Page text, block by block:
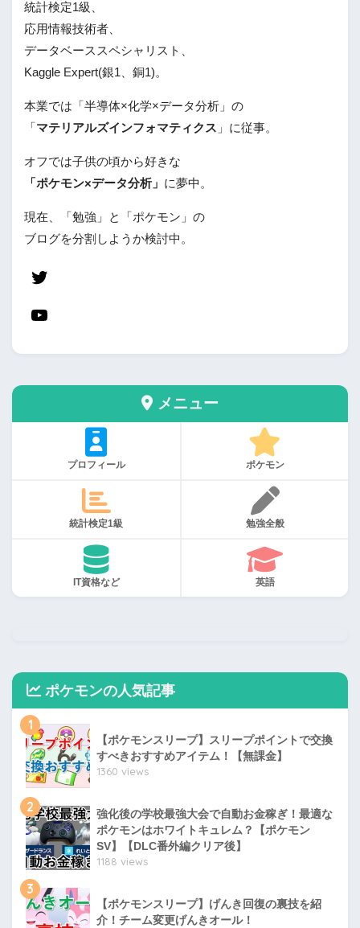
統計検定1級、
応用情報技術者、
データベーススペシャリスト、
Kaggle Expert(銀1、銅1)。
本業では「半導体×化学×データ分析」の
「 マテリアルズインフォマティクス 」に従事。
オフでは子供の頃から好きな
「ポケモン×データ分析」 に夢中。
現在、「勉強」と「ポケモン」の
ブログを分割しようか検討中。
メニュー
プロフィール ポケモン
統計検定1級 勉強全般
IT資格など 英語
ポケモンの人気記事
1
【ポケモンスリープ】スリープポイントで交換
すべきおすすめアイテム！【無課金】
1360 views
2
強化後の学校最強大会で自動お金稼ぎ！最適な
ポケモンはホワイトキュレム？【ポケモン
SV】【DLC番外編クリア後】
1188 views
3
【ポケモンスリープ】げんき回復の裏技を紹
介！チーム変更げんきオール！